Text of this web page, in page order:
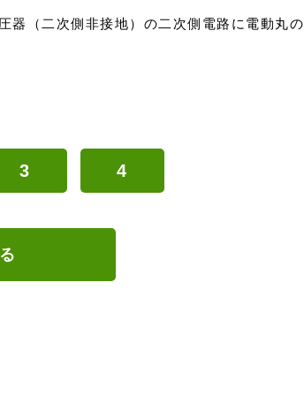
器（二次側非接地）の二次側電路に電動丸の
3 4